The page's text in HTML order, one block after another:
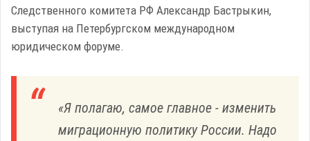
Следственного комитета РФ Александр Бастрыкин,
выступая на Петербургском международном
юридическом форуме.
«Я полагаю, самое главное - изменить
миграционную политику России. Надо